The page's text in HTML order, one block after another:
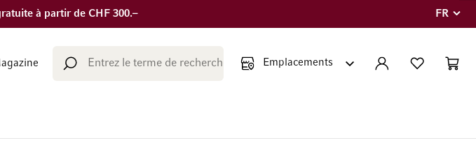
à partir de CHF 300.–
Langue
FR
Chercher COMPTE LISTE
PANIER